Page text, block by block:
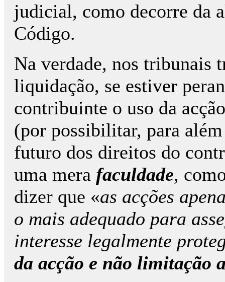
judicial, como decorre da
Código.
Na verdade, nos tribunais
liquidação, se estiver
contribuinte o uso da
(por possibilitar, para
futuro dos direitos do
uma mera faculdade,
dizer que «as acções
o mais adequado para
interesse legalmente
da acção e não limitação